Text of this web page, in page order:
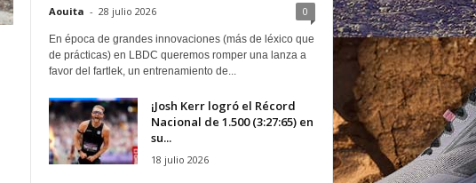
Aouita - 28 julio 2026 0
En época de grandes innovaciones (más de léxico que
de prácticas) en LBDC queremos romper una lanza a
favor del fartlek, un entrenamiento de...
¡Josh Kerr logró el Récord
Nacional de 1.500 (3:27:65) en
su...
18 julio 2026